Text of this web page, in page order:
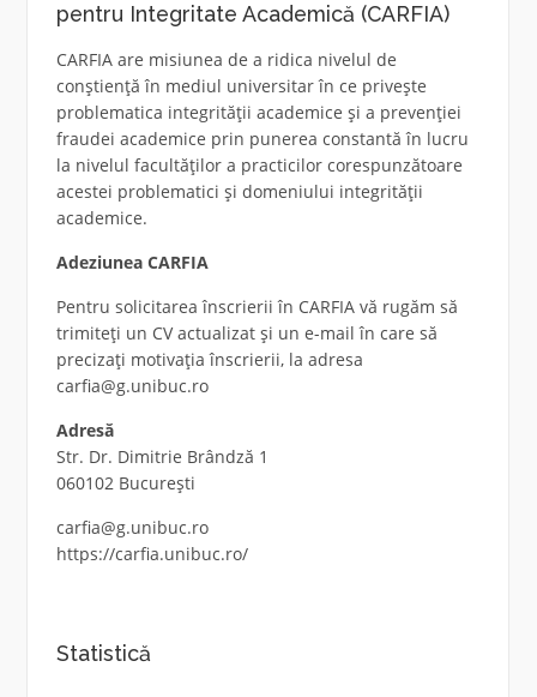
pentru Integritate Academică (CARFIA)
CARFIA are misiunea de a ridica nivelul de
conștiență în mediul universitar în ce privește
problematica integrității academice și a prevenției
fraudei academice prin punerea constantă în lucru
la nivelul facultăților a practicilor corespunzătoare
acestei problematici și domeniului integrității
academice.
Adeziunea CARFIA
Pentru solicitarea înscrierii în CARFIA vă rugăm să
trimiteți un CV actualizat și un e-mail în care să
precizați motivația înscrierii, la adresa
carfia@g.unibuc.ro
Adresă
Str. Dr. Dimitrie Brândză 1
060102 București
carfia@g.unibuc.ro
https://carfia.unibuc.ro/
Statistică